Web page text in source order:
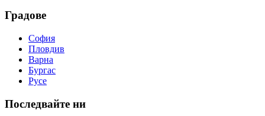
Градове
София
Пловдив
Варна
Бургас
Русе
Последвайте ни